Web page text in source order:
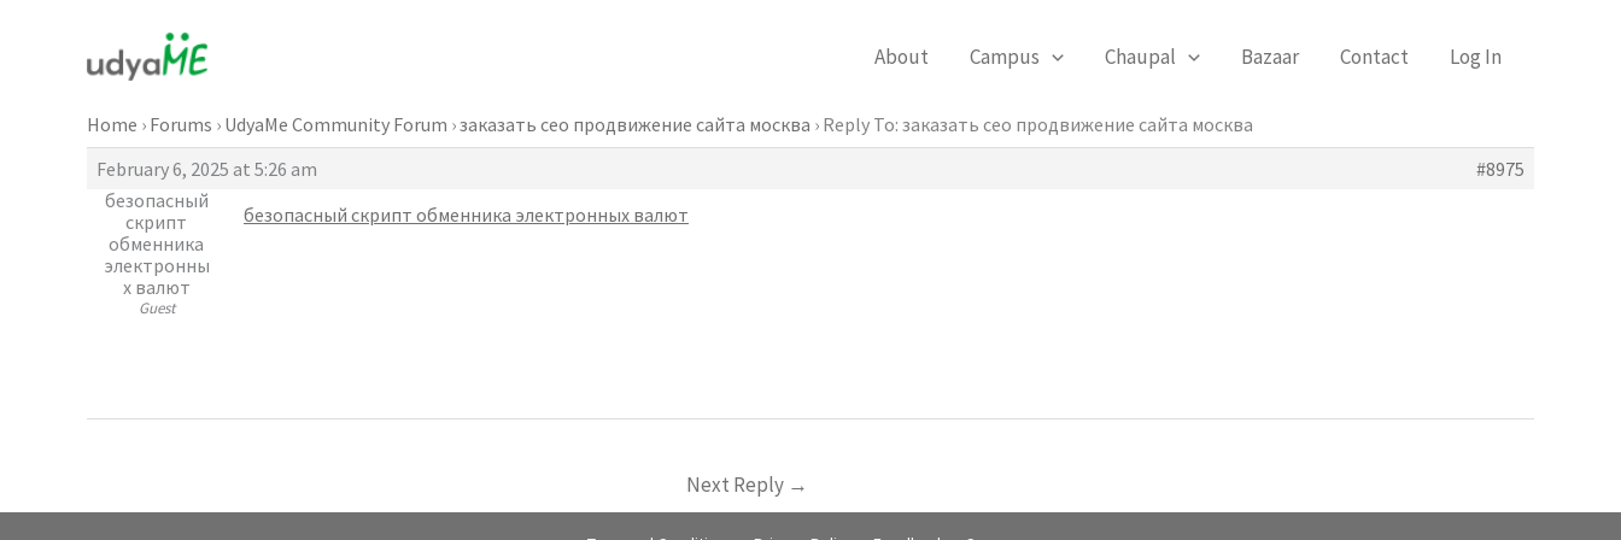
About Campus Chaupal Bazaar Contact Log In
Home › Forums › UdyaMe Community Forum ›заказать сео продвижение сайта москва › Reply To: заказать сео продвижение сайта москва
February 6, 2025 at 5:26 am
#8975
безопасный
скрипт
обменника
электронны
х валют
Guest
безопасный скрипт обменника электронных валют
Next Reply →